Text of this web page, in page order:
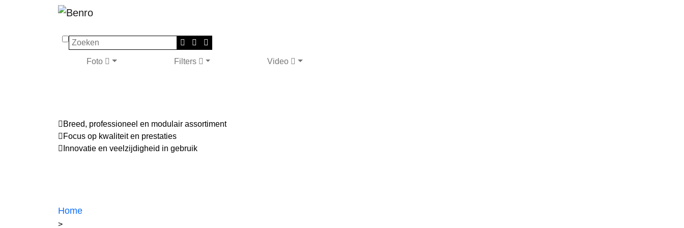
Zoeken
Foto Filters Video
Breed, professioneel en modulair assortiment
Focus op kwaliteit en prestaties
Innovatie en veelzijdigheid in gebruik
Home
>